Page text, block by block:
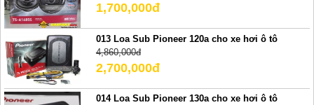
1,700,000đ
013 Loa Sub Pioneer 120a cho xe hơi ô tô
4,860,000đ
2,700,000đ
014 Loa Sub Pioneer 130a cho xe hơi ô tô